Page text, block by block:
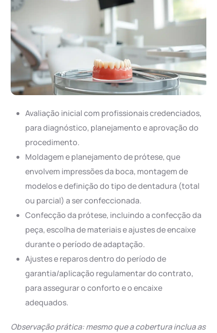
Avaliação inicial com profissionais credenciados,
para diagnóstico, planejamento e aprovação do
procedimento.
Moldagem e planejamento de prótese, que
envolvem impressões da boca, montagem de
modelos e definição do tipo de dentadura (total
ou parcial) a ser confeccionada.
Confecção da prótese, incluindo a confecção da
peça, escolha de materiais e ajustes de encaixe
durante o período de adaptação.
Ajustes e reparos dentro do período de
garantia/aplicação regulamentar do contrato,
para assegurar o conforto e o encaixe
adequados.
Observação prática: mesmo que a cobertura inclua as